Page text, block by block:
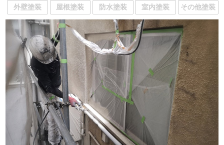
外壁塗装 屋根塗装 防水塗装 室内塗装 その他塗装